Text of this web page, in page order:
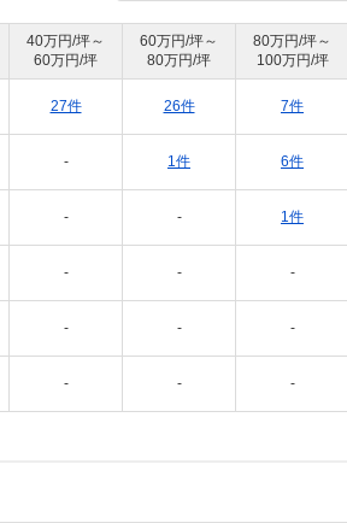
40万円/坪～
60万円/坪
60万円/坪～
80万円/坪
80万円/坪～
100万円/坪
27件 26件 7件
- 1件 6件
- - 1件
- - -
- - -
- - -